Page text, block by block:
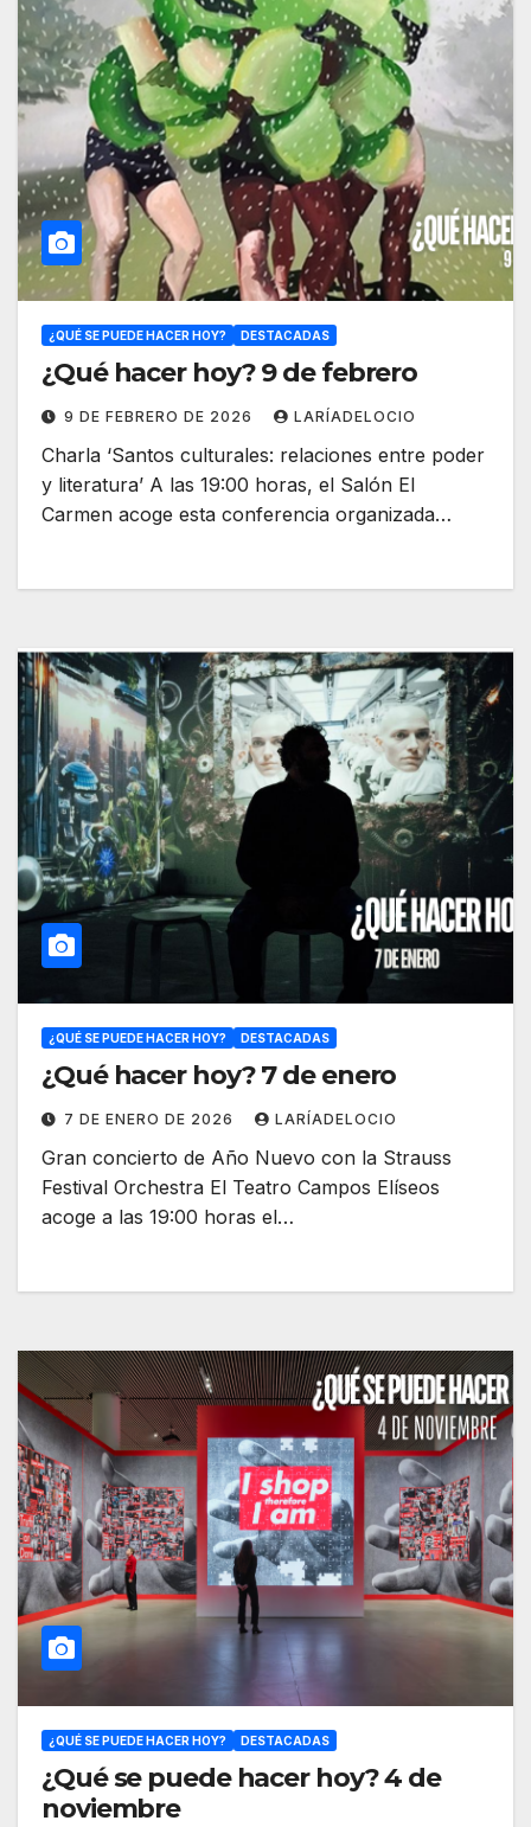
¿QUÉ SE PUEDE HACER HOY? DESTACADAS
¿Qué hacer hoy? 9 de febrero
9 DE FEBRERO DE 2026 LARÍADELOCIO
Charla ‘Santos culturales: relaciones entre poder
y literatura’ A las 19:00 horas, el Salón El
Carmen acoge esta conferencia organizada…
¿QUÉ SE PUEDE HACER HOY? DESTACADAS
¿Qué hacer hoy? 7 de enero
7 DE ENERO DE 2026 LARÍADELOCIO
Gran concierto de Año Nuevo con la Strauss
Festival Orchestra El Teatro Campos Elíseos
acoge a las 19:00 horas el…
¿QUÉ SE PUEDE HACER HOY? DESTACADAS
¿Qué se puede hacer hoy? 4 de
noviembre